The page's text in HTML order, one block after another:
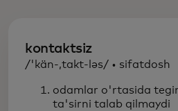
kontaktsiz
/'kän-,takt-ləs/ • sifatdosh
odamlar o'rtasida
ta'sirni talab qilmaydi